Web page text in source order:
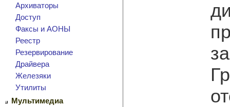
Архиваторы
Доступ
Факсы и АОНЫ
Реестр
Резервирование
Драйвера
Железяки
Утилиты
Мультимедиа